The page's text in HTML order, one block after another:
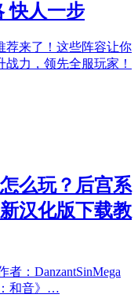
快人一步
荐来了！这些阵容让你
力，领先全服玩家！
么玩？后宫系
汉化版下载教
：DanzantSinMega
和音》…